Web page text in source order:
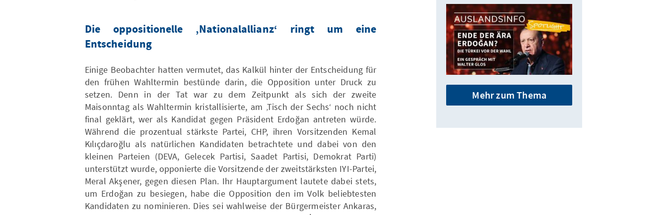
Die oppositionelle ‚Nationalallianz‘ ringt um eine
Entscheidung
Einige Beobachter hatten vermutet, das Kalkül hinter der Entscheidung für
den frühen Wahltermin bestünde darin, die Opposition unter Druck zu
setzen. Denn in der Tat war zu dem Zeitpunkt als sich der zweite
Maisonntag als Wahltermin kristallisierte, am ‚Tisch der Sechs‘ noch nicht
final geklärt, wer als Kandidat gegen Präsident Erdoğan antreten würde.
Während die prozentual stärkste Partei, CHP, ihren Vorsitzenden Kemal
Kılıçdaroğlu als natürlichen Kandidaten betrachtete und dabei von den
kleinen Parteien (DEVA, Gelecek Partisi, Saadet Partisi, Demokrat Parti)
unterstützt wurde, opponierte die Vorsitzende der zweitstärksten IYI-Partei,
Meral Akşener, gegen diesen Plan. Ihr Hauptargument lautete dabei stets,
um Erdoğan zu besiegen, habe die Opposition den im Volk beliebtesten
Kandidaten zu nominieren. Dies sei wahlweise der Bürgermeister Ankaras,
Mehr zum Thema